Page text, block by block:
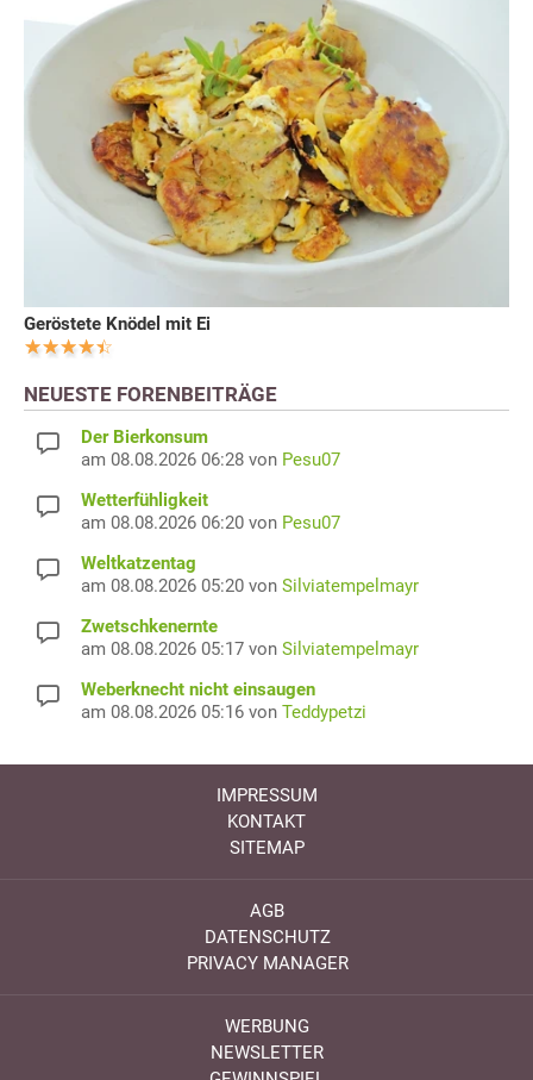
Geröstete Knödel mit Ei
NEUESTE FORENBEITRÄGE
Der Bierkonsum
am 08.08.2026 06:28 von Pesu07
Wetterfühligkeit
am 08.08.2026 06:20 von Pesu07
Weltkatzentag
am 08.08.2026 05:20 von Silviatempelmayr
Zwetschkenernte
am 08.08.2026 05:17 von Silviatempelmayr
Weberknecht nicht einsaugen
am 08.08.2026 05:16 von Teddypetzi
IMPRESSUM
KONTAKT
SITEMAP
AGB
DATENSCHUTZ
PRIVACY MANAGER
WERBUNG
NEWSLETTER